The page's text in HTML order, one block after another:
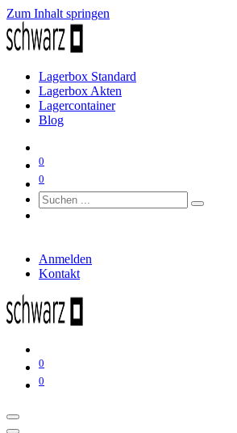
Zum Inhalt springen
Lagerbox Standard
Lagerbox Akten
Lagercontainer
Blog
0
0
Anmelden
Kontakt
0
0